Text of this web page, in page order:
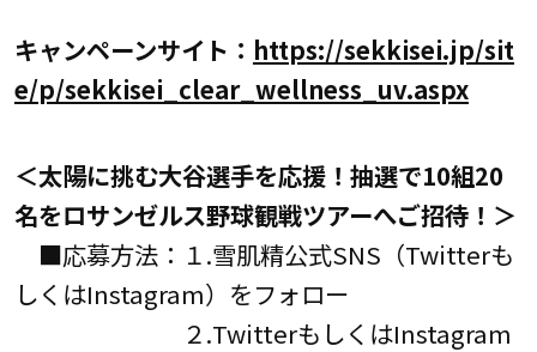
キャンペーンサイト： https://sekkisei.jp/sit
e/p/sekkisei_clear_wellness_uv.aspx
＜太陽に挑む大谷選手を応援！抽選で10組20
名をロサンゼルス野球観戦ツアーへご招待！＞
■応募方法：１.雪肌精公式SNS（Twitterも
しくはInstagram）をフォロー
２.TwitterもしくはInstagram